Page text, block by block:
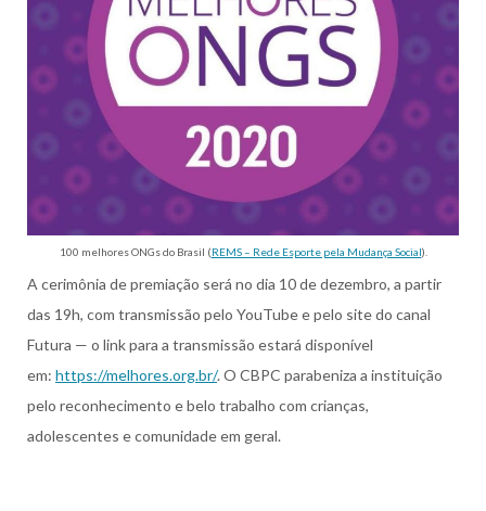
100 melhores ONGs do Brasil (REMS – Rede Esporte pela Mudança Social).
A cerimônia de premiação será no dia 10 de dezembro, a partir
das 19h, com transmissão pelo YouTube e pelo site do canal
Futura — o link para a transmissão estará disponível
em: https://melhores.org.br/. O CBPC parabeniza a instituição
pelo reconhecimento e belo trabalho com crianças,
adolescentes e comunidade em geral.